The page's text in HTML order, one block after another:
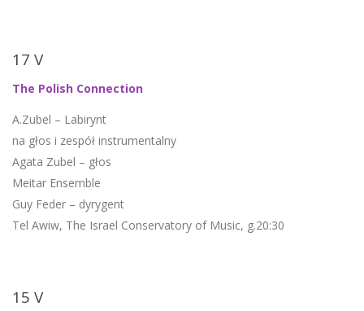
17 V
The Polish Connection
A.Zubel – Labirynt
na głos i zespół instrumentalny
Agata Zubel – głos
Meitar Ensemble
Guy Feder – dyrygent
Tel Awiw, The Israel Conservatory of Music, g.20:30
15 V